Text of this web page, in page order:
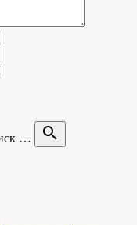
… search